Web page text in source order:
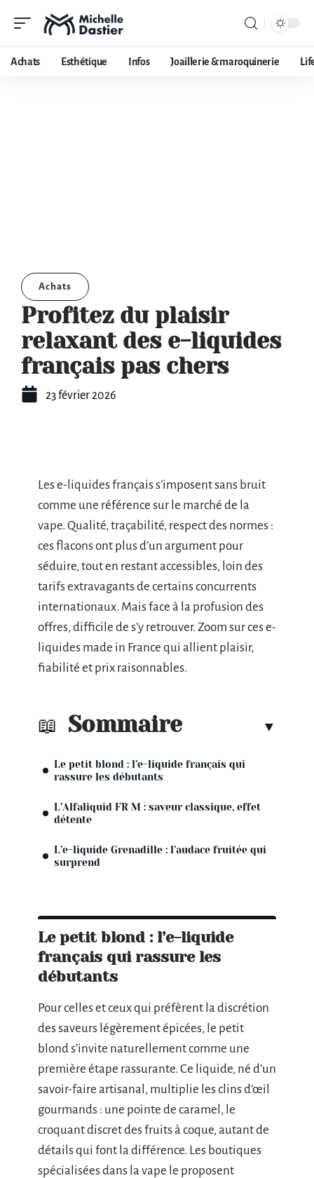
Achats Esthétique Infos Joaillerie & maroquinerie
Achats
Profitez du plaisir
relaxant des e-liquides
français pas chers
23 février 2026
Les e-liquides français s’imposent sans bruit
comme une référence sur le marché de la
vape. Qualité, traçabilité, respect des normes :
ces flacons ont plus d’un argument pour
séduire, tout en restant accessibles, loin des
tarifs extravagants de certains concurrents
internationaux. Mais face à la profusion des
offres, difficile de s’y retrouver. Zoom sur ces e-
liquides made in France qui allient plaisir,
fiabilité et prix raisonnables.
Sommaire
Le petit blond : l’e-liquide français qui
rassure les débutants
L’Alfaliquid FR M : saveur classique, effet
détente
L’e-liquide Grenadille : l’audace fruitée qui
surprend
Le petit blond : l’e-liquide
français qui rassure les
débutants
Pour celles et ceux qui préfèrent la discrétion
des saveurs légèrement épicées, le petit
blond s’invite naturellement comme une
première étape rassurante. Ce liquide, né d’un
savoir-faire artisanal, multiplie les clins d’œil
gourmands : une pointe de caramel, le
croquant discret des fruits à coque, autant de
détails qui font la différence. Les boutiques
spécialisées dans la vape le proposent